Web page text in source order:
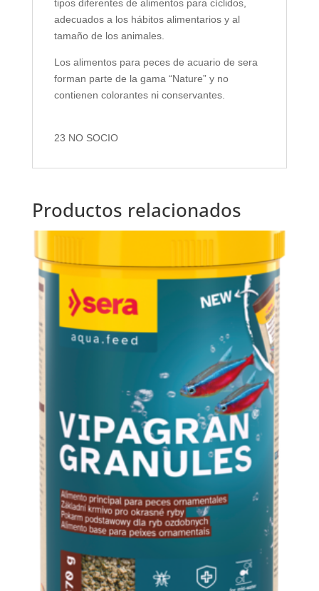
tipos diferentes de alimentos para cíclidos,
adecuados a los hábitos alimentarios y al
tamaño de los animales.
Los alimentos para peces de acuario de sera
forman parte de la gama “Nature” y no
contienen colorantes ni conservantes.
23 NO SOCIO
Productos relacionados